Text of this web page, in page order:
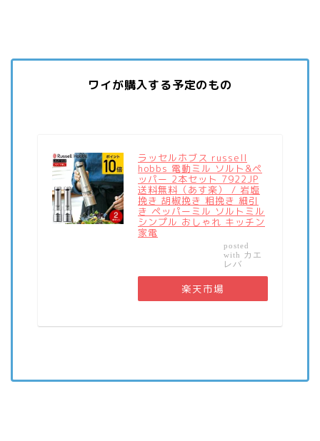
ワイが購入する予定のもの
ラッセルホブス russell
hobbs 電動ミル ソルト&ペ
ッパー 2本セット 7922JP
送料無料（あす楽） / 岩塩
挽き 胡椒挽き 粗挽き 細引
き ペッパーミル ソルトミル
シンプル おしゃれ キッチン
家電
posted
with カエ
レバ
楽天市場